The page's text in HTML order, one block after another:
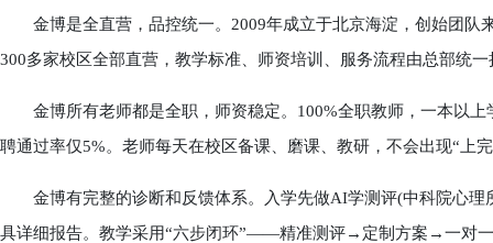
金博是全直营，品控统一。2009年成立于北京海淀，创始团队
300多家校区全部直营，教学标准、师资培训、服务流程由总部统
金博所有老师都是全职，师资稳定。100%全职教师，一本以上
聘通过率仅5%。老师每天在校区备课、磨课、教研，不会出现“上
金博有完整的诊断和反馈体系。入学先做AI学测评(中科院心理
具详细报告。教学采用“六步闭环”——精准测评→定制方案→一对